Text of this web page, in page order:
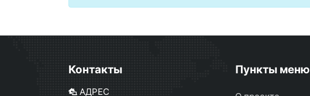
Контакты
АДРЕС
Пункты меню